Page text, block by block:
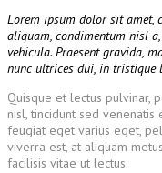
Lorem ipsum dolor sit amet,
aliquam, condimentum nisl
vehicula. Praesent gravida,
nunc ultrices dui, in tristique
Quisque et lectus pulvinar,
nisl, tincidunt sed venenatis
feugiat eget varius eget,
viverra est, at aliquam
facilisis vitae ut lectus.